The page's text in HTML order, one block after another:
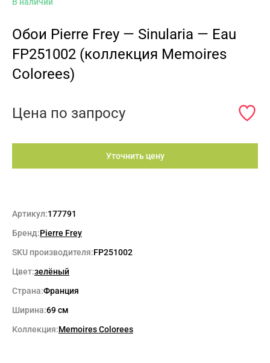
В наличии
Обои Pierre Frey — Sinularia — Eau
FP251002 (коллекция Memoires
Colorees)
Цена по запросу
Уточнить цену
Артикул:177791
Бренд:Pierre Frey
SKU производителя:FP251002
Цвет:зелёный
Страна:Франция
Ширина:69 см
Коллекция:Memoires Colorees